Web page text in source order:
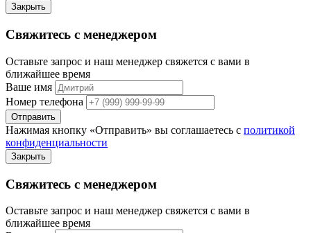
Закрыть
Свяжитесь с менеджером
Оставьте запрос и наш менеджер свяжется с вами в
ближайшее время
Ваше имя
Номер телефона
Отправить
Нажимая кнопку «Отправить» вы соглашаетесь с политикой
конфиденциальности
Закрыть
Свяжитесь с менеджером
Оставьте запрос и наш менеджер свяжется с вами в
ближайшее время